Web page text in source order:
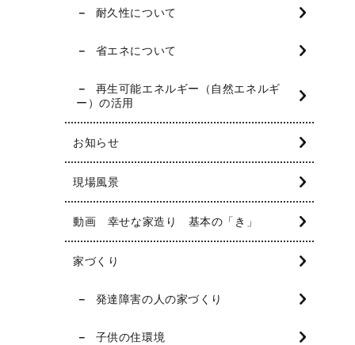
耐久性について
省エネについて
再生可能エネルギー（自然エネルギ
ー）の活用
お知らせ
現場風景
動画 幸せな家造り 基本の「き」
家づくり
発達障害の人の家づくり
子供の住環境